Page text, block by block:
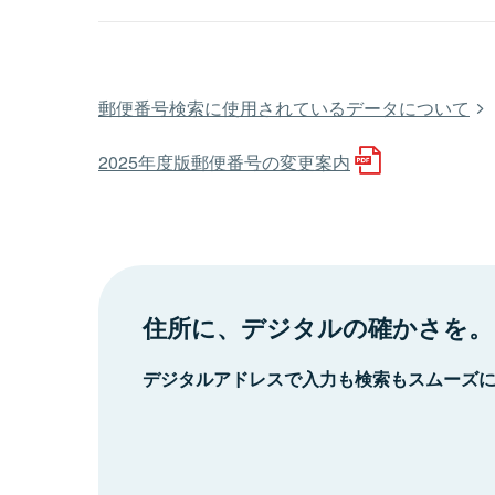
郵便番号検索に使用されているデータについて
2025年度版郵便番号の変更案内
住所に、デジタルの確かさを。
デジタルアドレスで入力も検索もスムーズ